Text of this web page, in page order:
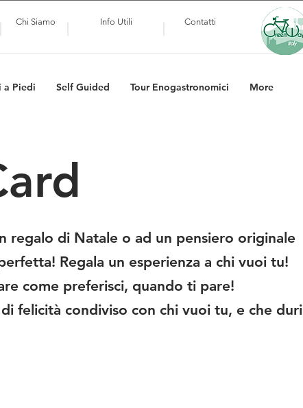
Info Utili
Chi Siamo Contatti
a Piedi Self Guided Tour Enogastronomici More
regalo di Natale o ad un pensiero originale
Regala un esperienza a chi vuoi tu!
come preferisci, quando ti pare!
felicità condiviso con chi vuoi tu, e che duri